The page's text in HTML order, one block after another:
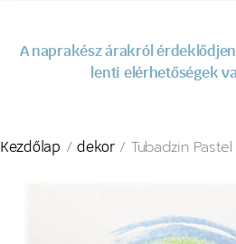
A naprakész árakról
lenti elérhetőségek
Kezdőlap /dekor/ Tubadzin